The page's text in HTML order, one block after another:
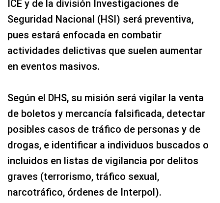
ICE y de la división Investigaciones de
Seguridad Nacional (HSI) será preventiva,
pues estará enfocada en combatir
actividades delictivas que suelen aumentar
en eventos masivos.
Según el DHS, su misión será vigilar la venta
de boletos y mercancía falsificada, detectar
posibles casos de tráfico de personas y de
drogas, e identificar a individuos buscados o
incluidos en listas de vigilancia por delitos
graves (terrorismo, tráfico sexual,
narcotráfico, órdenes de Interpol).